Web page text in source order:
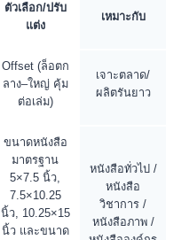
ตัวเลือก/ปรับ
แต่ง
เหมาะกับ
Offset (ล็อตก
ลาง–ใหญ่ คุ้ม
ต่อเล่ม)
เจาะตลาด/
ผลิตรันยาว
ขนาดหนังสือ
มาตรฐาน
5×7.5 นิ้ว,
7.5×10.25
นิ้ว, 10.25×15
นิ้ว และขนาด
หนังสือทั่วไป /
หนังสือ
วิชาการ /
หนังสือภาพ /